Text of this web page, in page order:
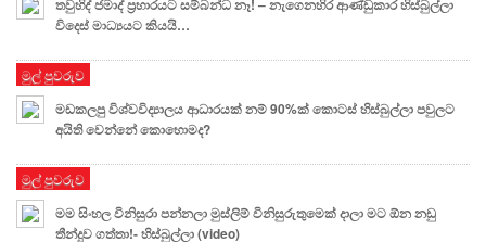
තවුහිද් ජමාද් ප්‍රහාරයට සම්බන්ධ නෑ! – නැගෙනහිර ආණ්ඩුකාර හිස්බුල්ලා
විදෙස් මාධ්‍යයට කියයි…
මුල් පුවරුව
මඩකලපු විශ්වවිද්‍යාලය ආධාරයක් නම් 90%ක් කොටස් හිස්බුල්ලා පවුලට
අයිති වෙන්නේ කොහොමද?
මුල් පුවරුව
මම සිංහල විනිසුරා පන්නලා මුස්ලිම් විනිසුරුතුමෙක් දාලා මට ඕන නඩු
තීන්දුව ගත්තා!- හිස්බුල්ලා (video)